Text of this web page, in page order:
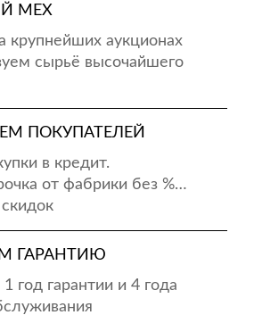
МЕХ
крупнейших аукционах
сырьё высочайшего
ПОКУПАТЕЛЕЙ
в кредит.
от фабрики без %…
ГАРАНТИЮ
год гарантии и 4 года